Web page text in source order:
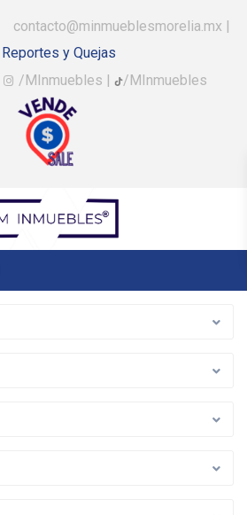
contacto@minmueblesmorelia.mx |
Reportes y Quejas
/MInmuebles | /MInmuebles